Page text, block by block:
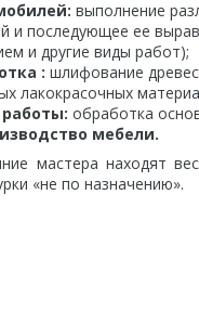
выполнение
и последующее ее
и другие виды работ);
: шлифование
лакокрасочных
обработка
мебели.
мастера находят
«не по назначению».